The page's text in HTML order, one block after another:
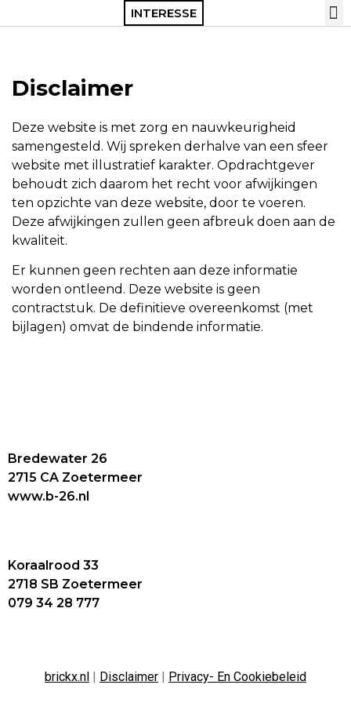
INTERESSE
Disclaimer
Deze website is met zorg en nauwkeurigheid
samengesteld. Wij spreken derhalve van een sfeer
website met illustratief karakter. Opdrachtgever
behoudt zich daarom het recht voor afwijkingen
ten opzichte van deze website, door te voeren.
Deze afwijkingen zullen geen afbreuk doen aan de
kwaliteit.
Er kunnen geen rechten aan deze informatie
worden ontleend. Deze website is geen
contractstuk. De definitieve overeenkomst (met
bijlagen) omvat de bindende informatie.
Bredewater 26
2715 CA Zoetermeer
www.b-26.nl
Koraalrood 33
2718 SB Zoetermeer
079 34 28 777
brickx.nl Disclaimer Privacy- En Cookiebeleid